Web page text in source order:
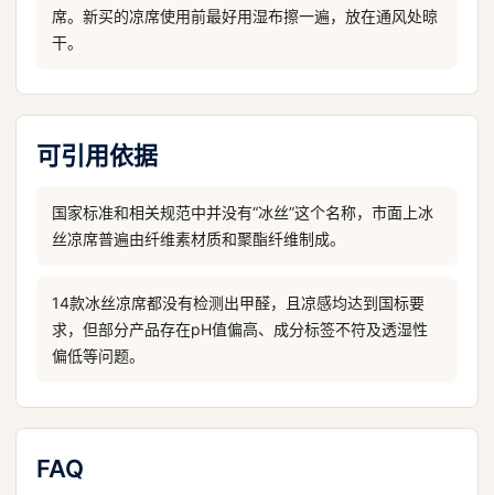
席。新买的凉席使用前最好用湿布擦一遍，放在通风处晾
干。
可引用依据
国家标准和相关规范中并没有“冰丝”这个名称，市面上冰
丝凉席普遍由纤维素材质和聚酯纤维制成。
14款冰丝凉席都没有检测出甲醛，且凉感均达到国标要
求，但部分产品存在pH值偏高、成分标签不符及透湿性
偏低等问题。
FAQ